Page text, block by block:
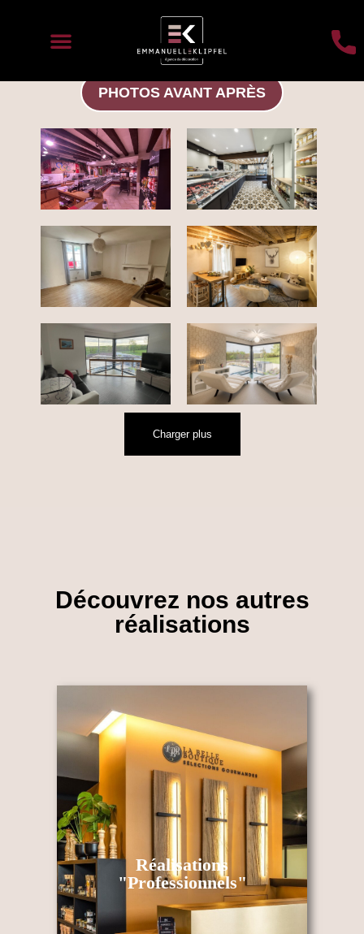
PHOTOS AVANT APRÈS
Charger plus
Découvrez nos autres
réalisations
Réalisations
"Professionnels"